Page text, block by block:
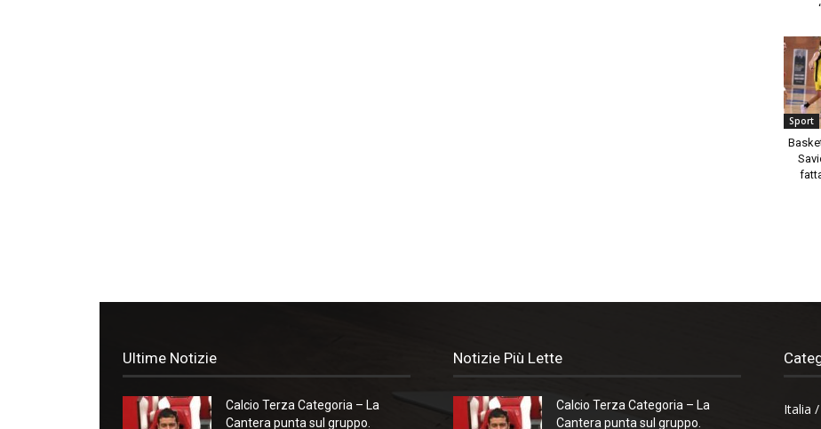
Sport
Ultime Notizie
Calcio Terza Categoria – La
Cantera punta sul gruppo.
Notizie Più Lette
Calcio Terza Categoria – La
Cantera punta sul gruppo.
Italia